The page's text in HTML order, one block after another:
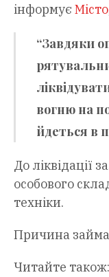
інформує Місто
“Завдяки
вогню на
йдеться в
До ліквідації
особового
техніки.
Причина
Читайте також: